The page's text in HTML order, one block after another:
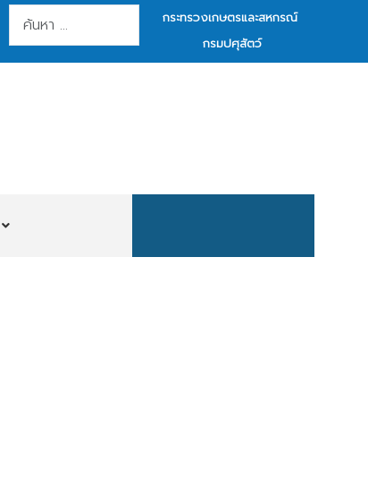
การค้นหา
กระทรวงเกษตรและสหกรณ์
กรมปศุสัตว์